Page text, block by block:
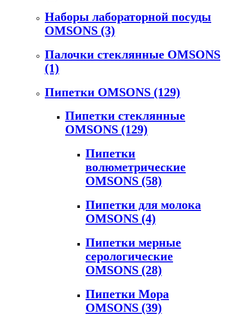
Наборы лабораторной посуды
OMSONS (3)
Палочки стеклянные OMSONS
(1)
Пипетки OMSONS (129)
Пипетки стеклянные
OMSONS (129)
Пипетки
волюметрические
OMSONS (58)
Пипетки для молока
OMSONS (4)
Пипетки мерные
серологические
OMSONS (28)
Пипетки Мора
OMSONS (39)